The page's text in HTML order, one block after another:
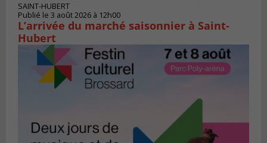
SAINT-HUBERT
Publié le 3 août 2026 à 12h00
L’arrivée du marché saisonnier à Saint-
Hubert